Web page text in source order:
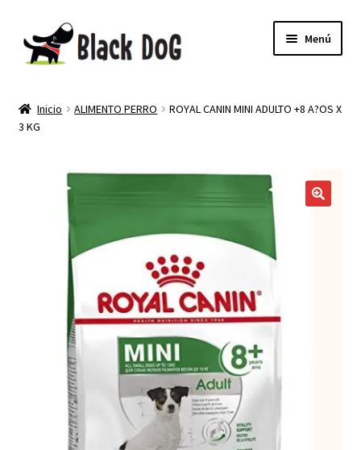
Menú
TIENDA
MI CUENTA
NEWSLETTER
Inicio ALIMENTO PERRO
ROYAL CANIN MINI ADULTO +8 A?OS X
3 KG